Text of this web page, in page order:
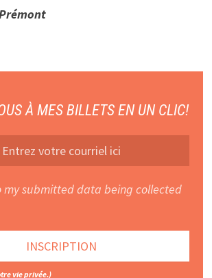
À MES BILLETS EN UN CLIC!
my submitted data being collected
vie privée.)